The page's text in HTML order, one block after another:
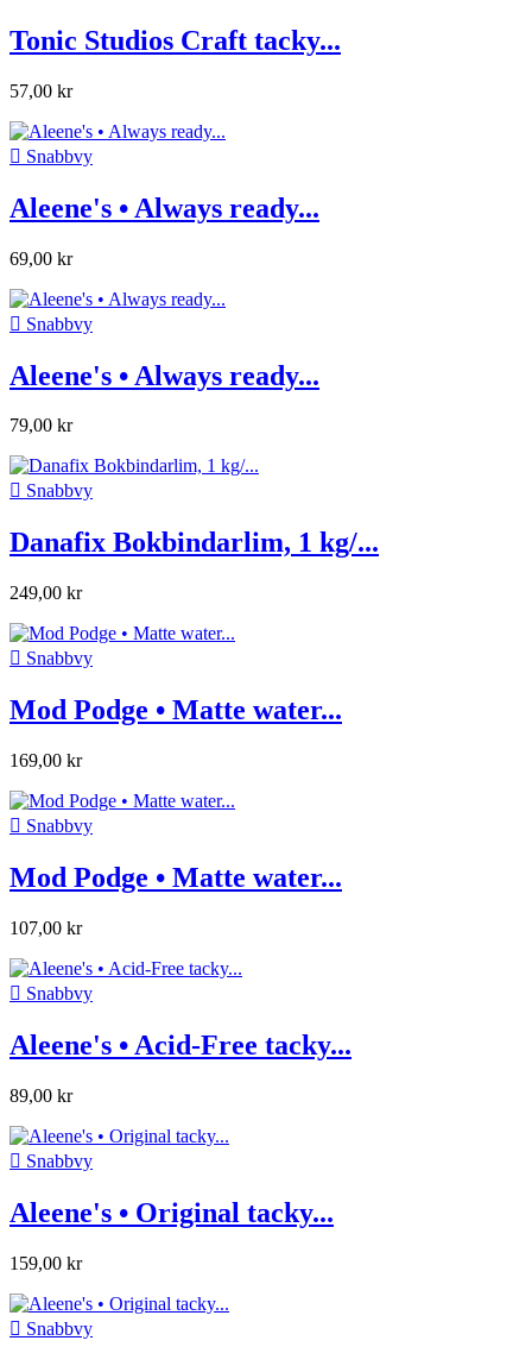
Tonic Studios Craft tacky...
57,00 kr
 Snabbvy
Aleene's • Always ready...
69,00 kr
 Snabbvy
Aleene's • Always ready...
79,00 kr
 Snabbvy
Danafix Bokbindarlim, 1 kg/...
249,00 kr
 Snabbvy
Mod Podge • Matte water...
169,00 kr
 Snabbvy
Mod Podge • Matte water...
107,00 kr
 Snabbvy
Aleene's • Acid-Free tacky...
89,00 kr
 Snabbvy
Aleene's • Original tacky...
159,00 kr
 Snabbvy